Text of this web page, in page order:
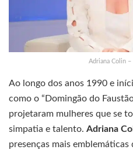
Adriana Colin –
Ao longo dos anos 1990 e
como o “Domingão do
projetaram mulheres que se
simpatia e talento. Adriana
presenças mais